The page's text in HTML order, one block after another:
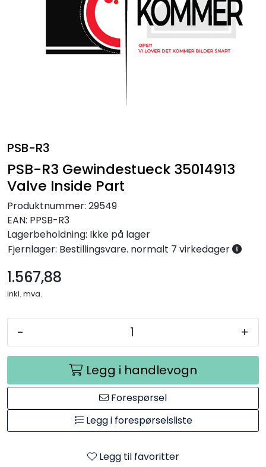
PSB-R3
PSB-R3 Gewindestueck 35014913
Valve Inside Part
Produktnummer: 29549
EAN: PPSB-R3
Lagerbeholdning: Ikke på lager
Fjernlager: Bestillingsvare. normalt 7 virkedager
1.567,88
inkl. mva.
- +
Legg i handlevogn
Forespørsel
Legg i forespørselsliste
Legg til favoritter